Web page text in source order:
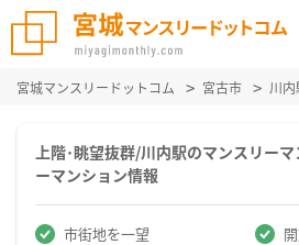
宮城マンスリードットコム 宮古市 川内
上階･眺望抜群/川内駅のマンスリー
ーマンション情報
市街地を一望